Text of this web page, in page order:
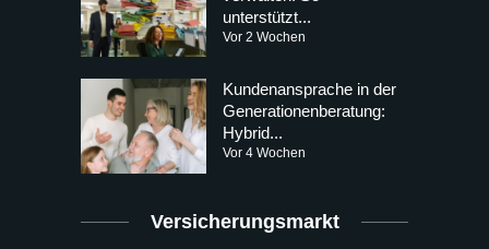
unterstützt...
Vor 2 Wochen
Kundenansprache in der
Generationenberatung:
Hybrid...
Vor 4 Wochen
Versicherungsmarkt